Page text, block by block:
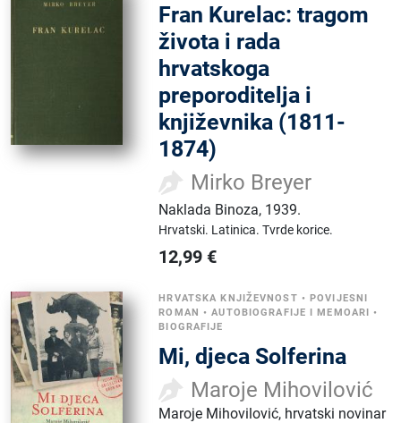
Fran Kurelac: tragom
života i rada
hrvatskoga
preporoditelja i
književnika (1811-
1874)
Mirko Breyer
Naklada Binoza, 1939.
Hrvatski. Latinica.Tvrde korice.
12,99 €
HRVATSKA KNJIŽEVNOST •POVIJESNI
ROMAN •AUTOBIOGRAFIJE I MEMOARI •
BIOGRAFIJE
Mi, djeca Solferina
Maroje Mihovilović
Maroje Mihovilović, hrvatski novinar